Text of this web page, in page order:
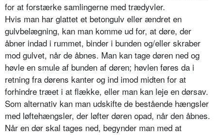
for at forstærke samlingerne med trædyvler.
Hvis man har glattet et betongulv eller ændret en
gulvbelægning, kan man komme ud for, at døre, der
åbner indad i rummet, binder i bunden og/eller skraber
mod gulvet, når de åbnes. Man kan tage døren ned og
høvle en smule af bunden af døren; høvlen føres da i
retning fra dørens kanter og ind imod midten for at
forhindre træet i at flække, eller man kan leje en dørsav.
Som alternativ kan man udskifte de bestående hængsler
med løftehængsler, der løfter døren opad, når den åbnes.
Når en dør skal tages ned, begynder man med at